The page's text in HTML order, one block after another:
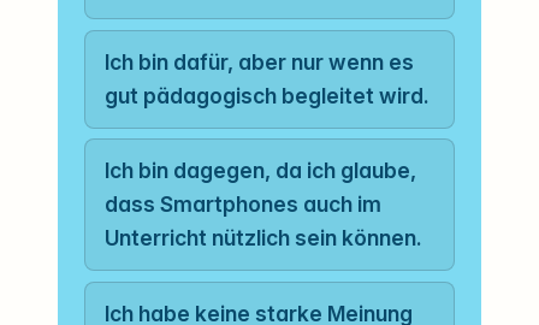
Ich bin dafür, aber nur wenn es
gut pädagogisch begleitet wird.
Ich bin dagegen, da ich glaube,
dass Smartphones auch im
Unterricht nützlich sein können.
Ich habe keine starke Meinung